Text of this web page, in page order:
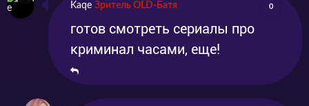
Kaqe Зритель OLD-Батя 0
готов смотреть сериалы про
криминал часами, еще!